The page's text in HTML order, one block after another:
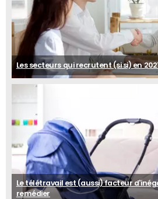
Les secteurs qui recrutent (si si) en
Le télétravail est (aussi) facteur
remédier